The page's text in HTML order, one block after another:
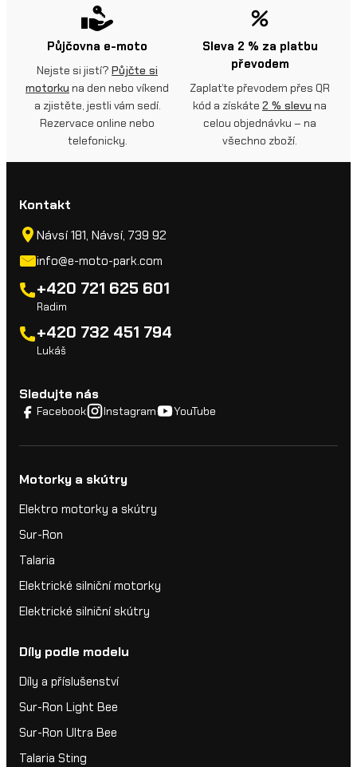
Půjčovna e-moto
Nejste si jistí? Půjčte si
motorku na den nebo víkend
a zjistěte, jestli vám sedí.
Rezervace online nebo
telefonicky.
Sleva 2 % za platbu
převodem
Zaplaťte převodem přes QR
kód a získáte 2 % slevu na
celou objednávku – na
všechno zboží.
Kontakt
Návsí 181, Návsí, 739 92
info@e-moto-park.com
+420 721 625 601
Radim
+420 732 451 794
Lukáš
Sledujte nás
Facebook Instagram YouTube
Motorky a skútry
Elektro motorky a skútry
Sur-Ron
Talaria
Elektrické silniční motorky
Elektrické silniční skútry
Díly podle modelu
Díly a příslušenství
Sur-Ron Light Bee
Sur-Ron Ultra Bee
Talaria Sting